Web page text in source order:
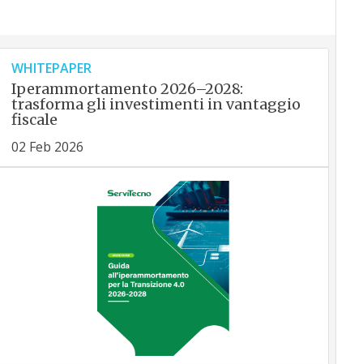
WHITEPAPER
Iperammortamento 2026–2028:
trasforma gli investimenti in vantaggio
fiscale
02 Feb 2026